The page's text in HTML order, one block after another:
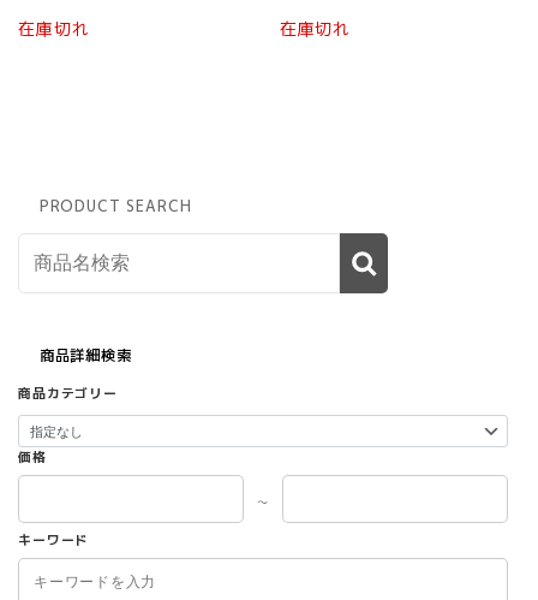
在庫切れ 在庫切れ
PRODUCT SEARCH
商品詳細検索
商品カテゴリー
価格
～
キーワード